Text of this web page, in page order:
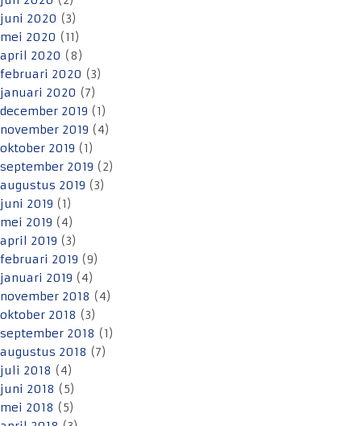
juni 2020 (3)
mei 2020 (11)
april 2020 (8)
februari 2020 (3)
januari 2020 (7)
december 2019 (1)
november 2019 (4)
oktober 2019 (1)
september 2019 (2)
augustus 2019 (3)
juni 2019 (1)
mei 2019 (4)
april 2019 (3)
februari 2019 (9)
januari 2019 (4)
november 2018 (4)
oktober 2018 (3)
september 2018 (1)
augustus 2018 (7)
juli 2018 (4)
juni 2018 (5)
mei 2018 (5)